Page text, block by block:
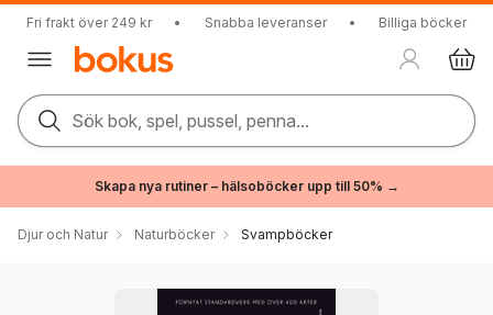
Fri frakt över 249 kr • Snabba leveranser • Billiga böcker
Sök bok, spel, pussel, penna...
Skapa nya rutiner – hälsoböcker upp till 50% →
Djur och Natur Naturböcker Svampböcker